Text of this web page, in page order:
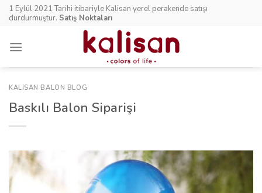
Skip1 Eylül 2021 Tarihi itibariyle Kalisan yerel perakende satışı
durdurmuştur. Satış Noktaları
KALISAN BALON BLOG
Baskılı Balon Siparişi